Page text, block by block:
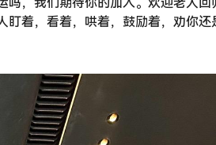
着，看着，哄着，鼓励着，劝你还